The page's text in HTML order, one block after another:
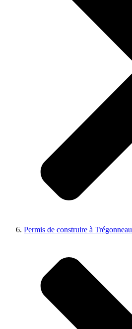
Permis de construire à Trégonneau